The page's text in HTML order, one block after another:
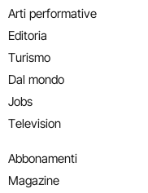
Arti performative
Editoria
Turismo
Dal mondo
Jobs
Television
Abbonamenti
Magazine